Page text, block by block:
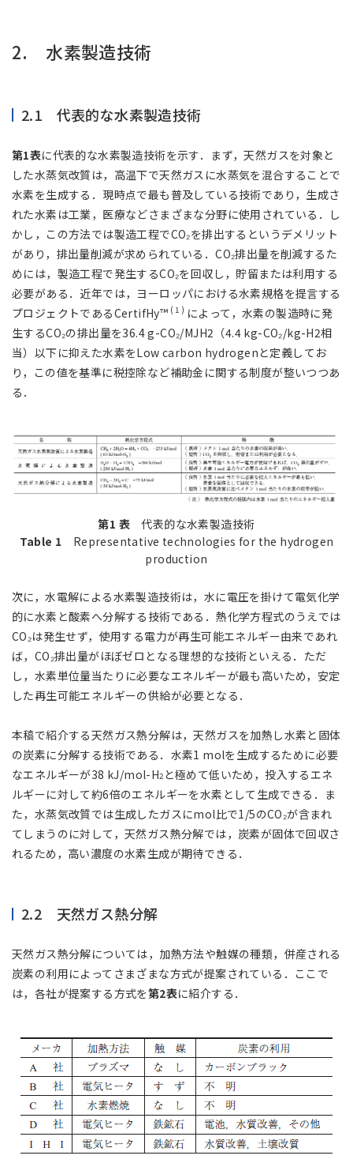
2. 水素製造技術
2.1 代表的な水素製造技術
第1表に代表的な水素製造技術を示す．まず，天然ガスを対象と
した水蒸気改質は，高温下で天然ガスに水蒸気を混合することで
水素を生成する．現時点で最も普及している技術であり，生成さ
れた水素は工業，医療などさまざまな分野に使用されている．し
かし，この方法では製造工程でCO₂を排出するというデメリット
があり，排出量削減が求められている．CO₂排出量を削減するた
めには，製造工程で発生するCO₂を回収し，貯留または利用する
必要がある．近年では，ヨーロッパにおける水素規格を提言する
プロジェクトであるCertifHy™ ( 1 ) によって，水素の製造時に発
生するCO₂の排出量を36.4 g-CO₂/MJH2（4.4 kg-CO₂/kg-H2相
当）以下に抑えた水素をLow carbon hydrogenと定義してお
り，この値を基準に税控除など補助金に関する制度が整いつつあ
る．
第1 表 代表的な水素製造技術
Table 1 Representative technologies for the hydrogen
production
次に，水電解による水素製造技術は，水に電圧を掛けて電気化学
的に水素と酸素へ分解する技術である．熱化学方程式のうえでは
CO₂は発生せず，使用する電力が再生可能エネルギー由来であれ
ば，CO₂排出量がほぼゼロとなる理想的な技術といえる．ただ
し，水素単位量当たりに必要なエネルギーが最も高いため，安定
した再生可能エネルギーの供給が必要となる．
本稿で紹介する天然ガス熱分解は，天然ガスを加熱し水素と固体
の炭素に分解する技術である．水素1 molを生成するために必要
なエネルギーが38 kJ/mol-H2 と極めて低いため，投入するエネ
ルギーに対して約6倍のエネルギーを水素として生成できる．ま
た，水蒸気改質では生成したガスにmol比で1/5のCO₂が含まれ
てしまうのに対して，天然ガス熱分解では，炭素が固体で回収さ
れるため，高い濃度の水素生成が期待できる．
2.2 天然ガス熱分解
天然ガス熱分解については，加熱方法や触媒の種類，併産される
炭素の利用によってさまざまな方式が提案されている．ここで
は，各社が提案する方式を第2表に紹介する．